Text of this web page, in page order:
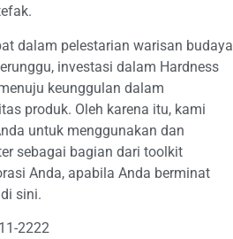
dalam pelestarian warisan budaya
investasi dalam Hardness
keunggulan dalam
produk. Oleh karena itu, kami
untuk menggunakan dan
sebagai bagian dari toolkit
Anda, apabila Anda berminat
sini.
2222